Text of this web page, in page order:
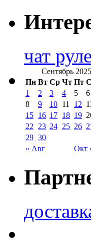
чат
Сентябрь 2025
Пн Вт Ср Чт Пт
« Авг Окт
1 2 3 4 5 6
8
9 10 11 12
15 16 17 18 19
22
23 24 25 26
29 30